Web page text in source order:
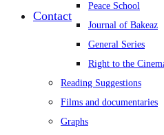
Contact
Peace School
Journal of Bakeaz
General Series
Right to the
Reading Suggestions
Films and documentaries
Graphs